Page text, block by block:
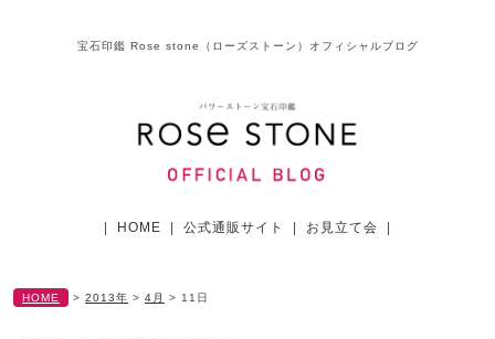
宝石印鑑 Rose stone（ローズストーン）オフィシャルブログ
HOME 公式通販サイト お見立て会
HOME > 2013年 > 4月 > 11日